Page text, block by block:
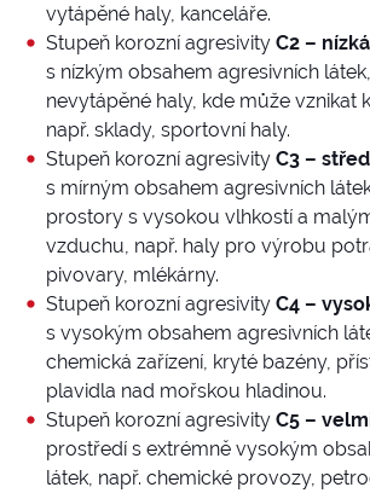
vytápěné haly, kanceláře.
Stupeň korozní agresivity C2 –
s nízkým obsahem agresivních
nevytápěné haly, kde může vznikat
např. sklady, sportovní haly.
Stupeň korozní agresivity C3 –
s mírným obsahem agresivních
prostory s vysokou vlhkostí a
vzduchu, např. haly pro výrobu
pivovary, mlékárny.
Stupeň korozní agresivity C4 –
s vysokým obsahem agresivních
chemická zařízení, kryté bazény,
plavidla nad mořskou hladinou.
Stupeň korozní agresivity C5 –
prostředí s extrémně vysokým
látek, např. chemické provozy,